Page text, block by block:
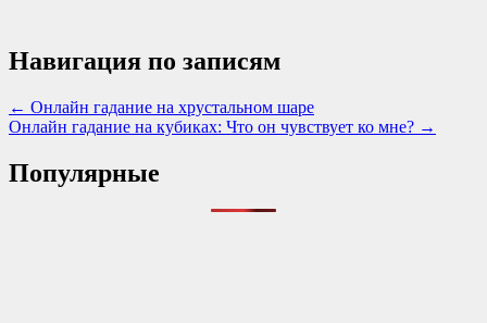
Навигация по записям
← Онлайн гадание на хрустальном шаре
Онлайн гадание на кубиках: Что он чувствует ко мне? →
Популярные